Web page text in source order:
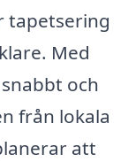
tapetsering
Med
och
från lokala
att